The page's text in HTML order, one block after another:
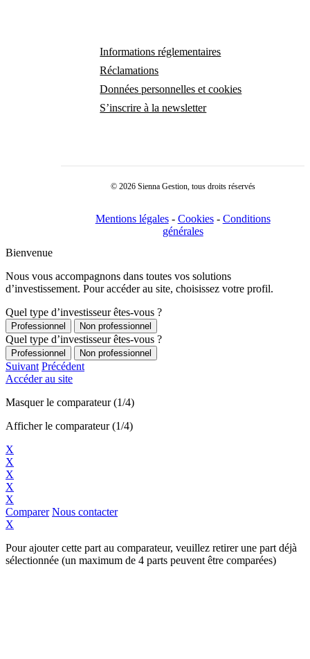
Informations réglementaires
Réclamations
Données personnelles et cookies
S’inscrire à la newsletter
© 2026 Sienna Gestion, tous droits réservés
Mentions légales- Cookies- Conditions
générales
Bienvenue
Nous vous accompagnons dans toutes vos solutions
d’investissement. Pour accéder au site, choisissez votre profil.
Quel type d’investisseur êtes-vous ?
Professionnel Non professionnel
Quel type d’investisseur êtes-vous ?
Professionnel Non professionnel
Suivant Précédent
Accéder au site
Masquer le comparateur (1/4)
Afficher le comparateur (1/4)
X
X
X
X
X
Comparer Nous contacter
X
Pour ajouter cette part au comparateur, veuillez retirer une part déjà
sélectionnée (un maximum de 4 parts peuvent être comparées)